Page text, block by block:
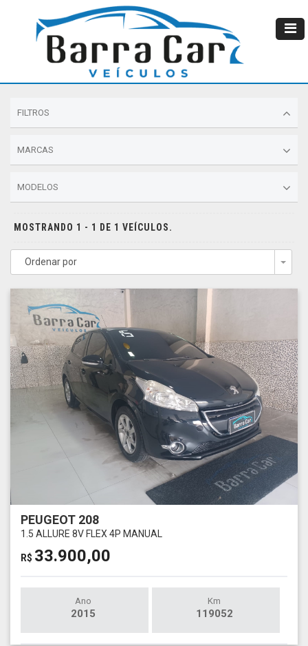
FILTROS
MARCAS
MODELOS
MOSTRANDO 1 - 1 DE 1 VEÍCULOS.
Ordenar por
PEUGEOT 208
1.5 ALLURE 8V FLEX 4P MANUAL
R$ 33.900,00
Ano
2015
Km
119052